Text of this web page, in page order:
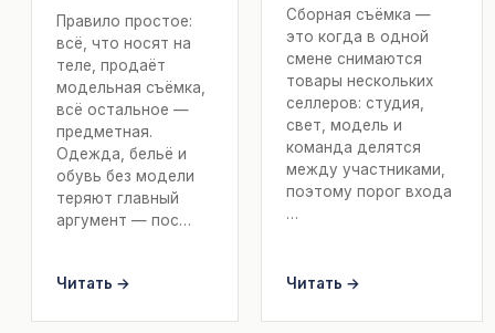
Правило простое:
всё, что носят на
теле, продаёт
модельная съёмка,
всё остальное —
предметная.
Одежда, бельё и
обувь без модели
теряют главный
аргумент — пос…
Читать →
Сборная съёмка —
это когда в одной
смене снимаются
товары нескольких
селлеров: студия,
свет, модель и
команда делятся
между участниками,
поэтому порог входа
…
Читать →